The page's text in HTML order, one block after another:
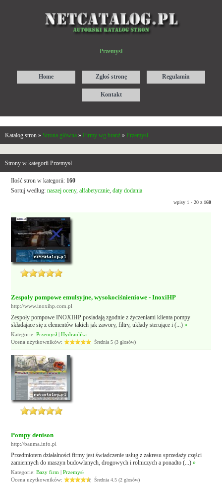
Przemysł
Home Zgłoś stronę Regulamin
Kontakt
Katalog stron » Strona główna » Firmy wg branż » Przemysł
Strony w kategorii Przemysł
Ilość stron w kategorii: 160
Sortuj według:naszej oceny,alfabetycznie ,daty dodania
wpisy 1 - 20 z 160
Zespoły pompowe emulsyjne, wysokociśnieniowe - InoxiHP
http://www.inoxihp.com.pl
Zespoły pompowe INOXIHP posiadają zgodnie z życzeniami klienta pompy
składające się z elementów takich jak zawory, filtry, układy sterujące i (...)»
Kategorie:Przemysł |Hydraulika
Ocena użytkowników:
Średnia 5 (3 głosów)
Pompy denison
http://bauma.info.pl
Przedmiotem działalności firmy jest świadczenie usług z zakresu sprzedaży części
zamiennych do maszyn budowlanych, drogowych i rolniczych a ponadto (...)»
Kategorie:Bazy firm |Przemysł
Ocena użytkowników:
Średnia 4.5 (2 głosów)